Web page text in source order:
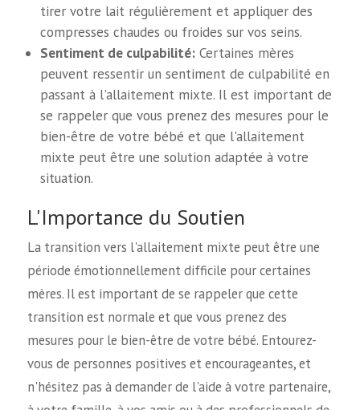
tirer votre lait régulièrement et appliquer des
compresses chaudes ou froides sur vos seins.
Sentiment de culpabilité: Certaines mères
peuvent ressentir un sentiment de culpabilité en
passant à l'allaitement mixte. Il est important de
se rappeler que vous prenez des mesures pour le
bien-être de votre bébé et que l'allaitement
mixte peut être une solution adaptée à votre
situation.
L'Importance du Soutien
La transition vers l'allaitement mixte peut être une
période émotionnellement difficile pour certaines
mères. Il est important de se rappeler que cette
transition est normale et que vous prenez des
mesures pour le bien-être de votre bébé. Entourez-
vous de personnes positives et encourageantes, et
n'hésitez pas à demander de l'aide à votre partenaire,